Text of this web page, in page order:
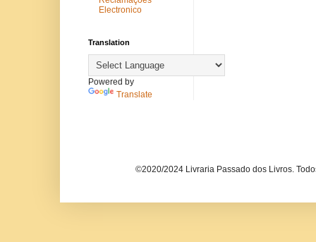
Electronico
Translation
Powered by
Translate
©2020/2024 Livraria Passado dos Livros.